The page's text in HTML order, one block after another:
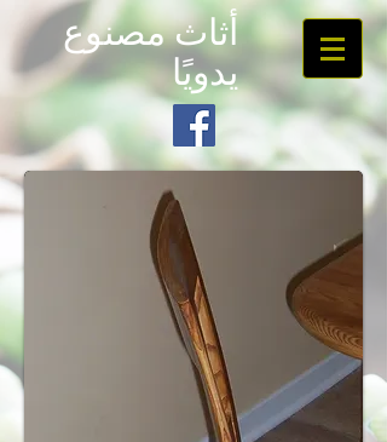
أثاث مصنوع
يدويًا